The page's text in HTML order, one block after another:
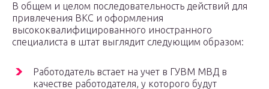
В общем и целом последовательность действий для
привлечения ВКС и оформления
высококвалифицированного иностранного
специалиста в штат выглядит следующим образом:
Работодатель встает на учет в ГУВМ МВД в
качестве работодателя, у которого будут